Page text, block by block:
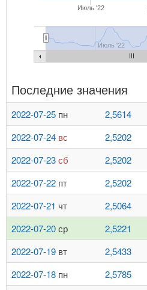
Июль '22
Июль '22
Последние значения
2022-07-25 пн 2,5614
2022-07-24 вс 2,5202
2022-07-23сб 2,5202
2022-07-22 пт 2,5202
2022-07-21 чт 2,5064
2022-07-20ср 2,5221
2022-07-19 вт 2,5433
2022-07-18 пн 2,5785